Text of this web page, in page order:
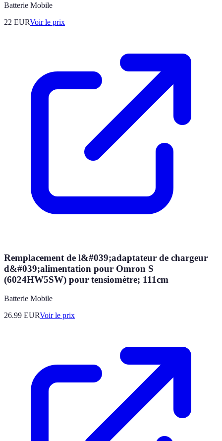
Batterie Mobile
22 EURVoir le prix
Remplacement de l&#039;adaptateur de chargeur
d&#039;alimentation pour Omron S
(6024HW5SW) pour tensiomètre; 111cm
Batterie Mobile
26.99 EURVoir le prix